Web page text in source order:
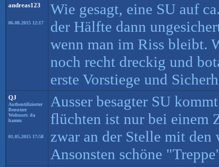
andreas123
06.08.2015 12:17
Wie gesagt, eine SU auf
der Hälfte dann
wenn man im Riss bleibt.
noch recht dreckig und
erste Vorstiege und
QJ
Authentifizierter
Benutzer
Wohnort: da
hamm
01.05.2015 17:58
Ausser besagter SU
flüchten ist nur bei einem
zwar an der Stelle mit den
Ansonsten schöne